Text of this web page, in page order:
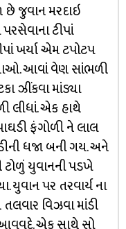
જુવાન મરદાઇ
ટીપાં
ખર્યા એમ ટપોટપ
થાઓ. આવાં વેણ સાંભળી
ઝીંકવા માંડ્યા
લીધાં. એક હાથે
ફંગોળી ને લાલ
ધજા બની ગય. અને
ટોળું યુવાનની પડખે
યુવાન પર તરવાર્ય ના
વિઝવા માંડી